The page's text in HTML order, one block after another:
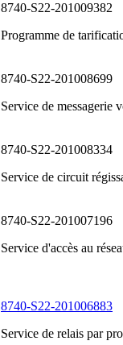
8740-S22-201009382
Programme de
8740-S22-201008699
Service de messagerie
8740-S22-201008334
Service de circuit
8740-S22-201007196
Service d'accès au
8740-S22-201006883
Service de relais par